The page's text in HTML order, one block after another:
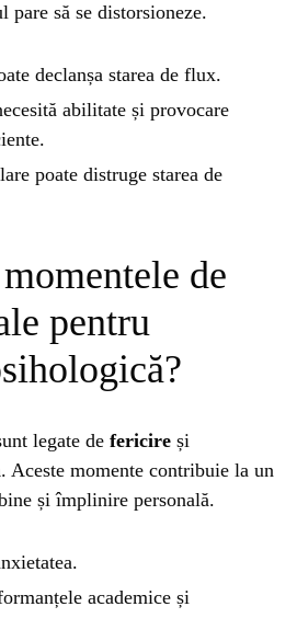
să se distorsioneze.
declanșa starea de flux.
abilitate și provocare
poate distruge starea de
de
pentru
legate de fericire și
. Aceste momente contribuie la un
și împlinire personală.
academice și
ago
ago
deja-vu? Află de ce se